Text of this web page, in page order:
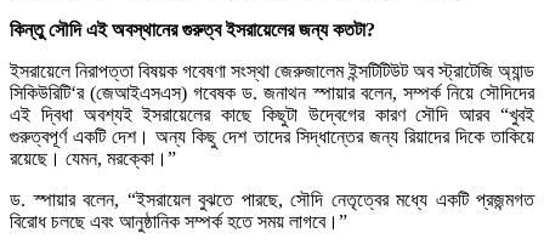
কিন্তু সৌদি এই অবস্থানের গুরুত্ব ইসরায়েলের জন্য কতটা?
ইসরায়েলে নিরাপত্তা বিষয়ক গবেষণা সংস্থা জেরুজালেম ইন্সটিটিউট অব স্ট্রাটেজি অ্যান্ড
সিকিউরিটি‘র (জেআইএসএস) গবেষক ড. জনাথন স্পায়ার বলেন, সম্পর্ক নিয়ে সৌদিদের
এই দ্বিধা অবশ্যই ইসরায়েলের কাছে কিছুটা উদ্বেগের কারণ সৌদি আরব “খুবই
গুরুত্বপূর্ণ একটি দেশ। অন্য কিছু দেশ তাদের সিদ্ধান্তের জন্য রিয়াদের দিকে তাকিয়ে
রয়েছে। যেমন, মরক্কো।”
ড. স্পায়ার বলেন, “ইসরায়েল বুঝতে পারছে, সৌদি নেতৃত্বের মধ্যে একটি প্রজন্মগত
বিরোধ চলছে এবং আনুষ্ঠানিক সম্পর্ক হতে সময় লাগবে।”